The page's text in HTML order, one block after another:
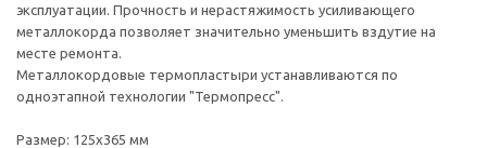
эксплуатации. Прочность и нерастяжимость усиливающего
металлокорда позволяет значительно уменьшить вздутие на
месте ремонта.
Металлокордовые термопластыри устанавливаются по
одноэтапной технологии "Термопресс".
Размер: 125х365 мм